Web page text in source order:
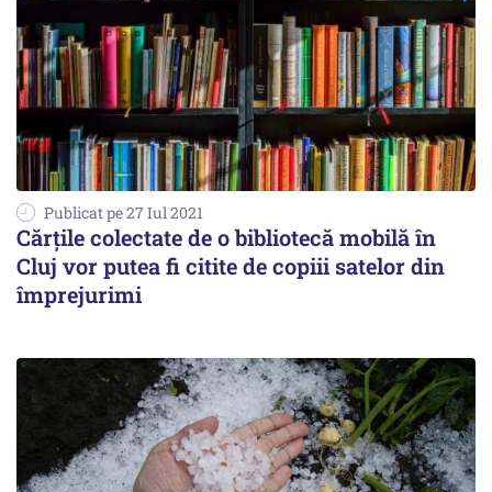
Publicat pe 27 Iul 2021
Cărțile colectate de o bibliotecă mobilă în
Cluj vor putea fi citite de copiii satelor din
împrejurimi